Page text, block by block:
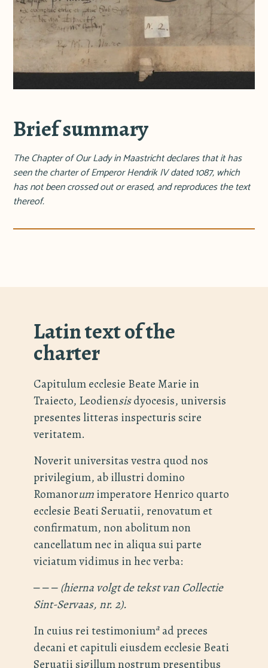
Brief summary
The Chapter of Our Lady in Maastricht declares that it has
seen the charter of Emperor Hendrik IV dated 1087, which
has not been crossed out or erased, and reproduces the text
thereof.
Latin text of the
charter
Capitulum ecclesie Beate Marie in
Traiecto, Leodiensisdyocesis, universis
presentes litteras inspecturis scire
veritatem.
Noverit universitas vestra quod nos
privilegium, ab illustri domino
Romanorumimperatore Henrico quarto
ecclesie Beati Seruatii, renovatum et
confirmatum, non abolitum non
cancellatum nec in aliqua sui parte
viciatum vidimus in hec verba:
‒ ‒ ‒(hierna volgt de tekst van Collectie
Sint-Servaas, nr. 2).
In cuius rei testimoniuma ad preces
decani et capituli eiusdem ecclesie Beati
Seruatii sigillum nostrum presentibus